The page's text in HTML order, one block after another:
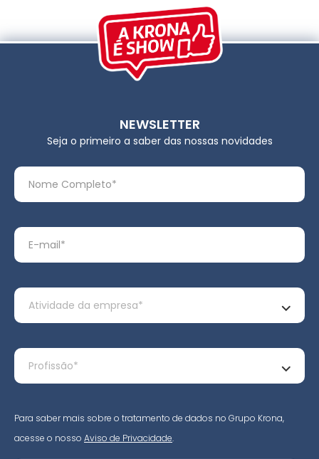
NEWSLETTER
Seja o primeiro a saber das nossas novidades
Para saber mais sobre o tratamento de dados no Grupo Krona,
acesse o nosso Aviso de Privacidade.